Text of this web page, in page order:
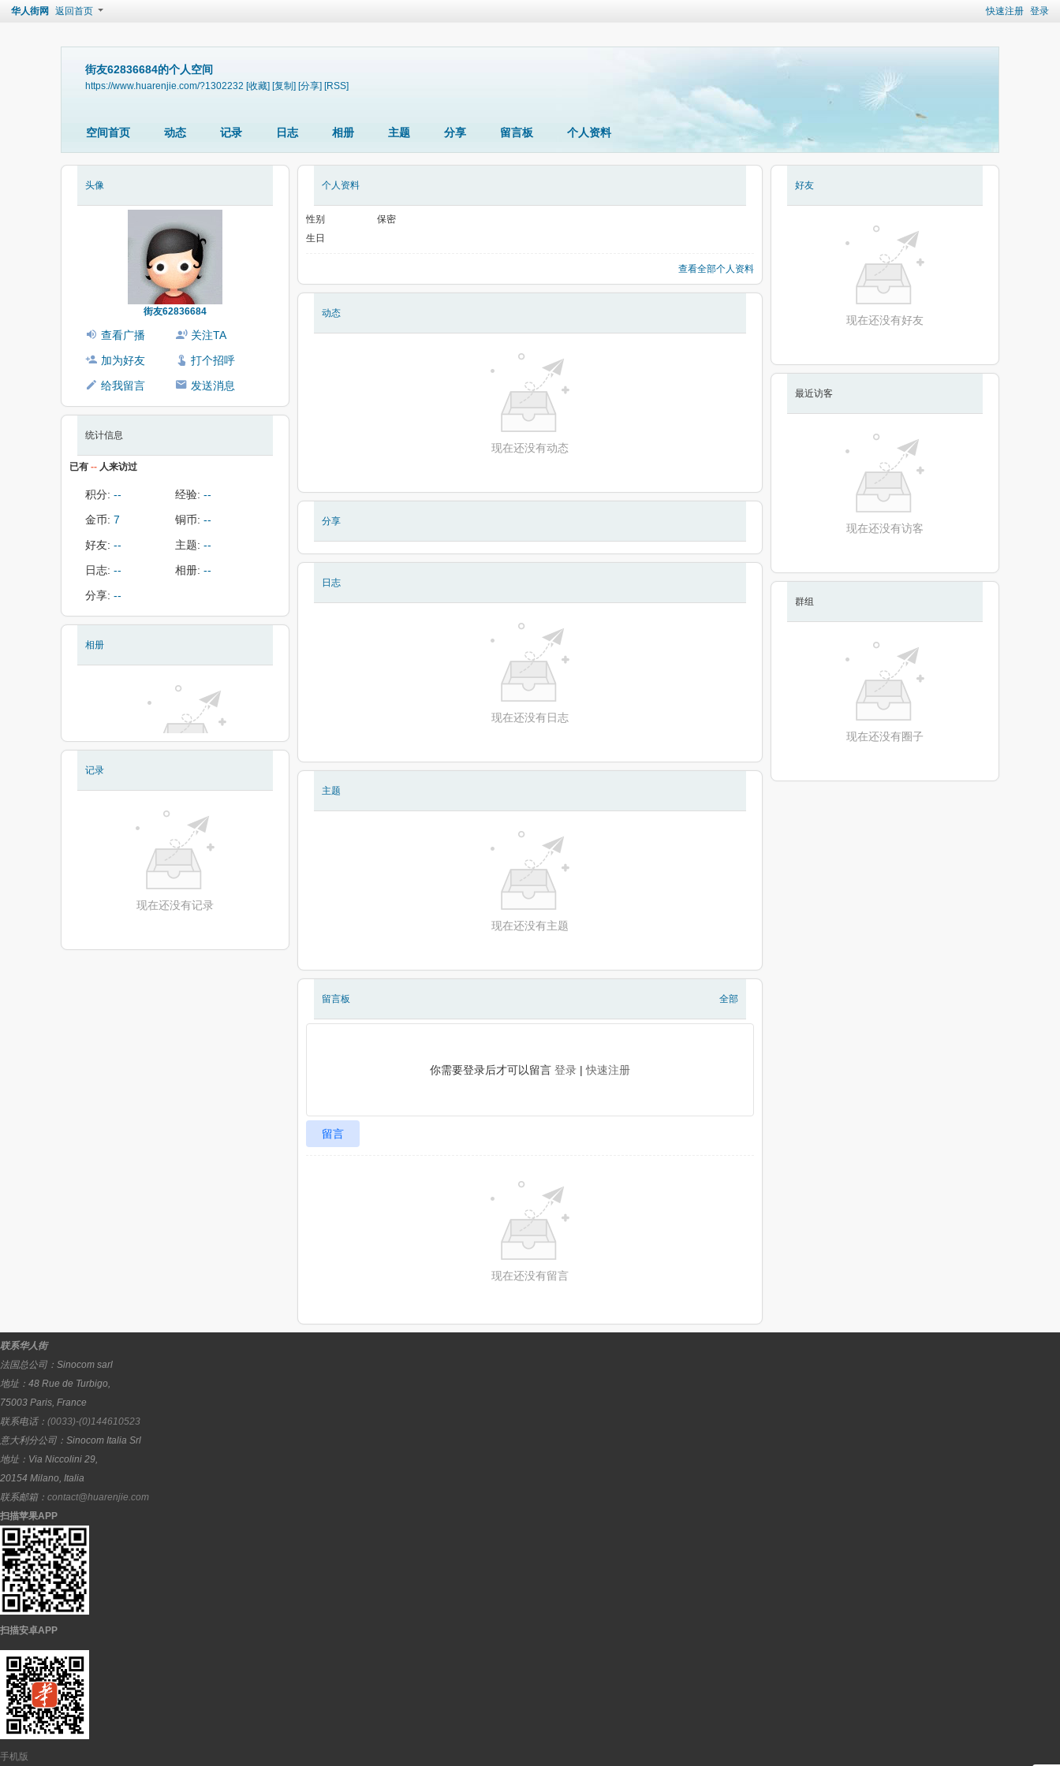
快速注册 登录
华人街网 返回首页
街友62836684的个人空间
https://www.huarenjie.com/?1302232 [收藏] [复制] [分享] [RSS]
空间首页 动态 记录 日志 相册 主题 分享 留言板 个人资料
头像
街友62836684
查看广播
关注TA
加为好友
打个招呼
给我留言
发送消息
统计信息
已有 -- 人来访过
积分: -- 经验: --
金币: 7 铜币: --
好友: -- 主题: --
日志: -- 相册: --
分享: --
相册
记录
现在还没有记录
个人资料
性别
保密
生日
查看全部个人资料
动态
现在还没有动态
分享
日志
现在还没有日志
主题
现在还没有主题
留言板 全部
你需要登录后才可以留言 登录 |快速注册
留言
现在还没有留言
好友
现在还没有好友
最近访客
现在还没有访客
群组
现在还没有圈子
联系华人街
法国总公司： Sinocom sarl
地址： 48 Rue de Turbigo,
75003 Paris, France
联系电话： (0033)-(0)144610523
意大利分公司： Sinocom Italia Srl
地址： Via Niccolini 29,
20154 Milano, Italia
联系邮箱： contact@huarenjie.com
扫描苹果APP
扫描安卓APP
手机版